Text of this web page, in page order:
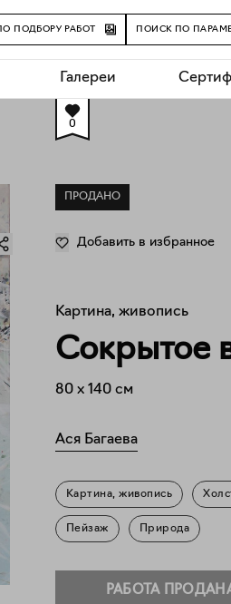
ПОДБОРУ РАБОТ ПОИСК ПО
Галереи
ПРОДАНО
0
Добавить в избранное
Картина, живопись
Сокрытое
80 x 140 см
Ася Багаева
Картина, живопись
Пейзаж Природа
РАБОТА